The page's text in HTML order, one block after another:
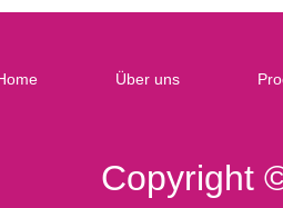
Über uns
Copyright